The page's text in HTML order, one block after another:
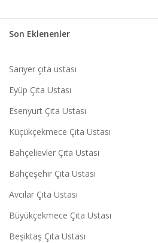
Son Eklenenler
Sarıyer çıta ustası
Eyüp Çıta Ustası
Esenyurt Çıta Ustası
Küçükçekmece Çıta Ustası
Bahçelievler Çıta Ustası
Bahçeşehir Çıta Ustası
Avcılar Çıta Ustası
Büyükçekmece Çıta Ustası
Beşiktaş Çıta Ustası